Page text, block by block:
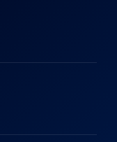
cilindro Perifo